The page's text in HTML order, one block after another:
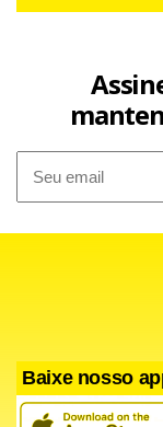
O que diz a lei
No mesmo
contabilizado
ao depósito e
em caso de
Baixe nosso